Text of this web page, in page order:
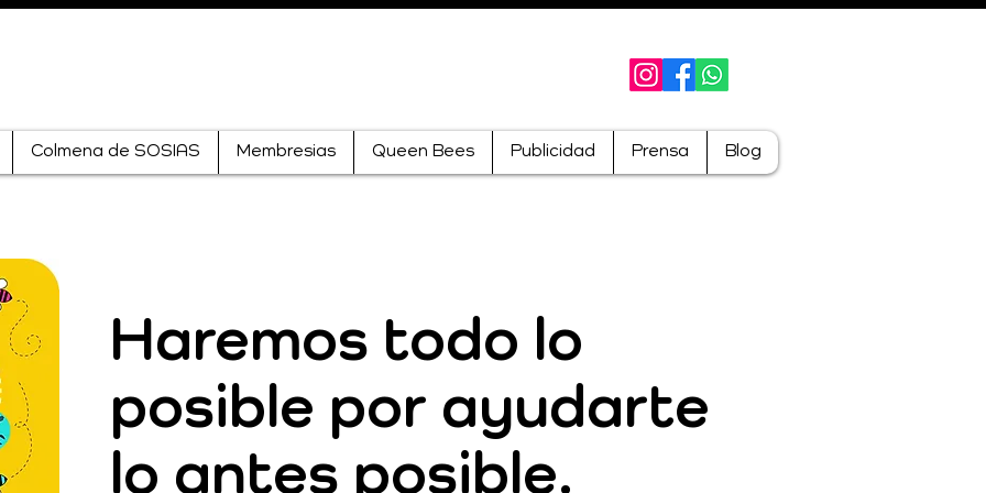
Colmena de SOSIAS Membresias Queen Bees Publicidad Prensa Blog
Haremos todo lo
posible por ayudarte
lo antes posible.